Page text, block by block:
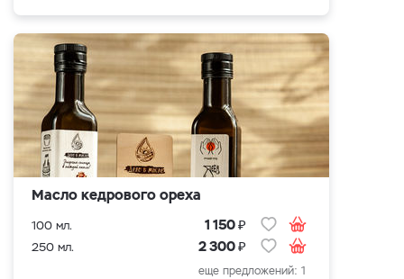
Масло кедрового ореха
100 мл. 1 150₽
250 мл. 2 300₽
еще предложений: 1